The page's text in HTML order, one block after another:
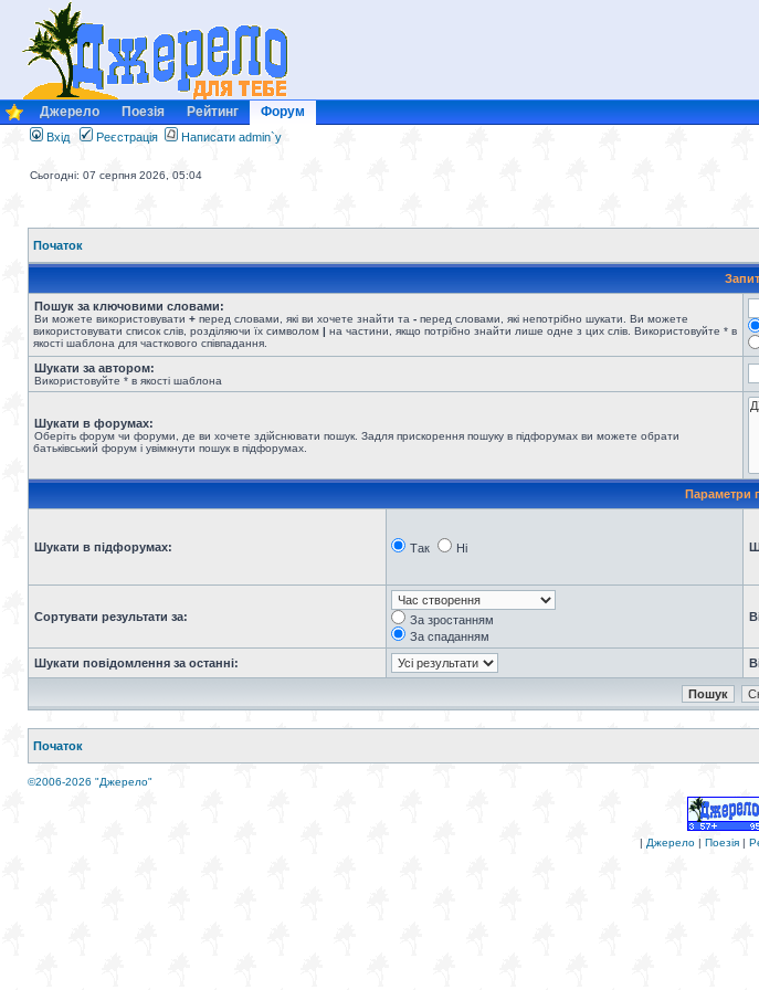
Джерело Поезія Рейтинг Форум
Вхід Реєстрація Написати admin`у
Сьогодні: 07 серпня 2026, 05:04
Початок
Запит
Пошук за ключовими словами:
Ви можете використовувати + перед словами, які ви хочете знайти та - перед словами, які непотрібно шукати. Ви можете
використовувати список слів, розділяючи їх символом | на частини, якщо потрібно знайти лише одне з цих слів. Використовуйте * в
якості шаблона для часткового співпадання.
Шукати за автором:
Використовуйте * в якості шаблона
Шукати в форумах:
Оберіть форум чи форуми, де ви хочете здійснювати пошук. Задля прискорення пошуку в підфорумах ви можете обрати
батьківський форум і увімкнути пошук в підфорумах.
Параметри
Шукати в підфорумах: Так Ні
Сортувати результати за:
За зростанням
За спаданням
Шукати повідомлення за останні:
Початок
©2006-2026 "Джерело"
| Джерело | Поезія |